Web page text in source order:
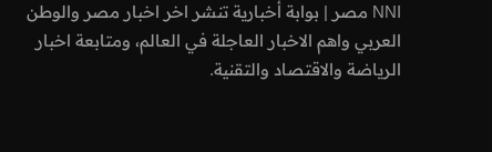
NNI مصر | بوابة أخبارية تنشر اخر اخبار مصر والوطن
العربي واهم الاخبار العاجلة في العالم، ومتابعة اخبار
الرياضة والاقتصاد والتقنية.